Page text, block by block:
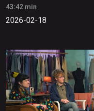
43:42 min
2026-02-18